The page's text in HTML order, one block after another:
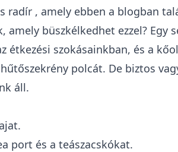
radír , amely ebben a blogban
büszkélkedhet ezzel? Egy
étkezési szokásainkban, és a
polcát. De biztos
áll.
port és a teászacskókat.